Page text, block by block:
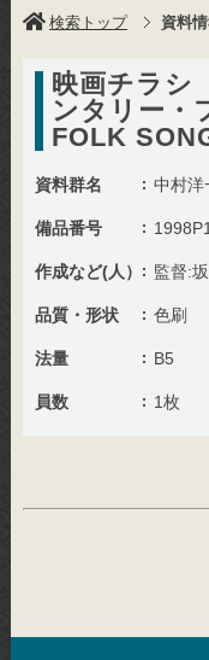
検索トップ 資料
映画チラ
ンタリー・
FOLK
資料群名 中村洋
備品番号
作成など(人） 監督:
品質・形状 色刷
法量 B5
員数 1枚